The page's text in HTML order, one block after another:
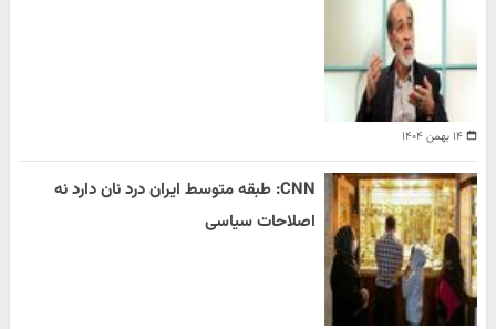
۱۴ بهمن ۱۴۰۴
CNN: طبقه متوسط ایران درد نان دارد نه
اصلاحات سیاسی